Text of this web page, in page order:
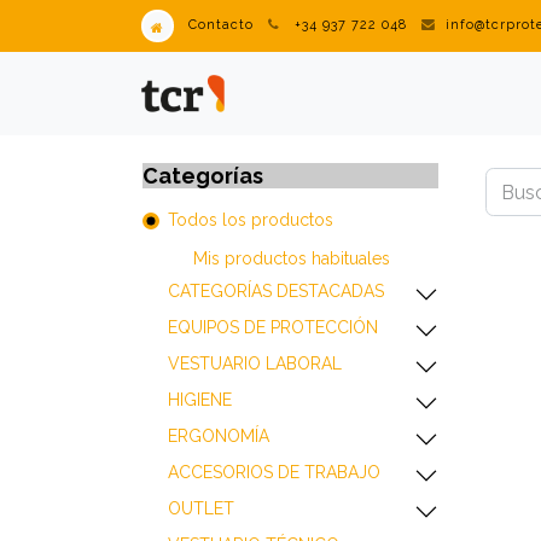
Contacto +34 937 722 048
Categorías
Todos los productos
Mis productos habitua​les
​​​​​​​​​​​​​​CATEGORÍAS DESTACADAS
​​​​​​​​​​​​​​EQUIPOS DE PROTECCIÓN
​​​​​​​​​​​​​​VESTUARIO LABORAL
​​​​​​​​​​​​​​HIGIENE
​​​​​​​​​​​​​​ERGONOMÍA
​​​​​​​​​​​​​​ACCESORIOS DE TRABAJO
​​​​​​​​​​​​​​OUTLET